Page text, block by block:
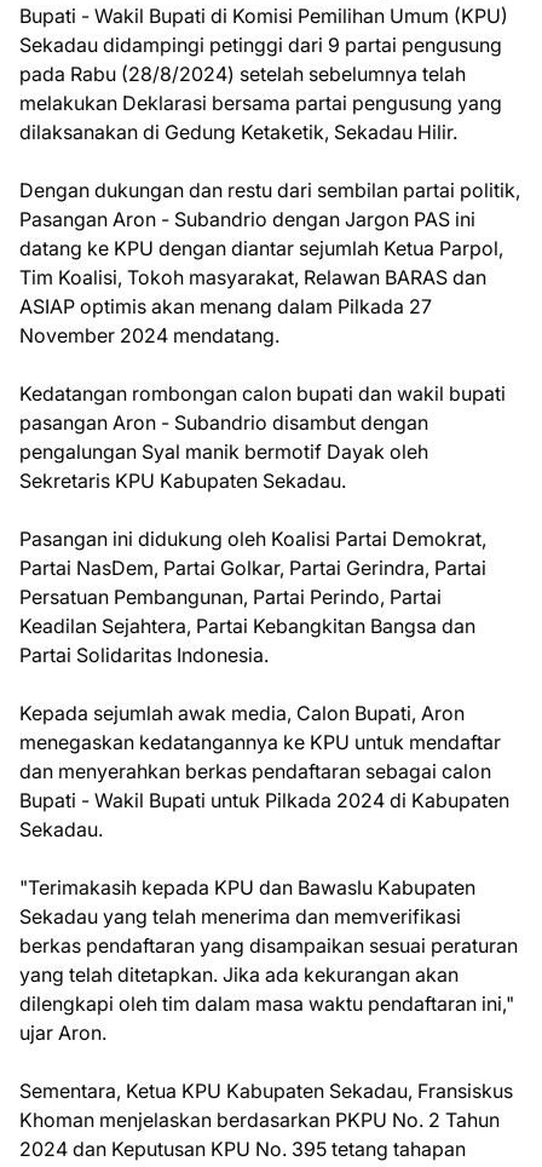
Bupati - Wakil Bupati di Komisi Pemilihan Umum (KPU)
Sekadau didampingi petinggi dari 9 partai pengusung
pada Rabu (28/8/2024) setelah sebelumnya telah
melakukan Deklarasi bersama partai pengusung yang
dilaksanakan di Gedung Ketaketik, Sekadau Hilir.
Dengan dukungan dan restu dari sembilan partai politik,
Pasangan Aron - Subandrio dengan Jargon PAS ini
datang ke KPU dengan diantar sejumlah Ketua Parpol,
Tim Koalisi, Tokoh masyarakat, Relawan BARAS dan
ASIAP optimis akan menang dalam Pilkada 27
November 2024 mendatang.
Kedatangan rombongan calon bupati dan wakil bupati
pasangan Aron - Subandrio disambut dengan
pengalungan Syal manik bermotif Dayak oleh
Sekretaris KPU Kabupaten Sekadau.
Pasangan ini didukung oleh Koalisi Partai Demokrat,
Partai NasDem, Partai Golkar, Partai Gerindra, Partai
Persatuan Pembangunan, Partai Perindo, Partai
Keadilan Sejahtera, Partai Kebangkitan Bangsa dan
Partai Solidaritas Indonesia.
Kepada sejumlah awak media, Calon Bupati, Aron
menegaskan kedatangannya ke KPU untuk mendaftar
dan menyerahkan berkas pendaftaran sebagai calon
Bupati - Wakil Bupati untuk Pilkada 2024 di Kabupaten
Sekadau.
"Terimakasih kepada KPU dan Bawaslu Kabupaten
Sekadau yang telah menerima dan memverifikasi
berkas pendaftaran yang disampaikan sesuai peraturan
yang telah ditetapkan. Jika ada kekurangan akan
dilengkapi oleh tim dalam masa waktu pendaftaran ini,"
ujar Aron.
Sementara, Ketua KPU Kabupaten Sekadau, Fransiskus
Khoman menjelaskan berdasarkan PKPU No. 2 Tahun
2024 dan Keputusan KPU No. 395 tetang tahapan